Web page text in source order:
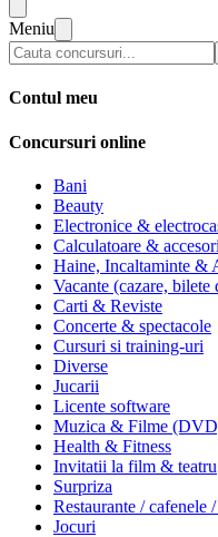
Meniu
Contul meu
Concursuri online
Bani
Beauty
Electronice &
Calculatoare &
Haine, Incaltaminte &
Vacante (cazare, bilete
Carti & Reviste
Concerte & spectacole
Cursuri si training-uri
Diverse
Jucarii
Licente software
Muzica & Filme
Health & Fitness
Invitatii la film & teatru
Surpriza
Restaurante / cafenele
Jocuri